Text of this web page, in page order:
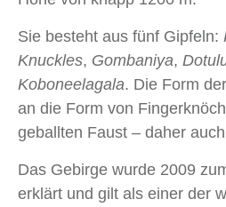
Sie besteht aus fünf Gipfeln:
Knuckles, Gombaniya,
Koboneelagala. Die Form
an die Form von
geballten Faust – daher
Das Gebirge wurde 2009
erklärt und gilt als einer der